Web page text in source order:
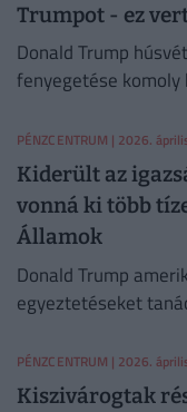
Trumpot - ez
Donald Trump
fenyegetése
PÉNZCENTRUM | 2026.
Kiderült az
vonná ki több
Államok
Donald Trump
egyeztetéseket
PÉNZCENTRUM | 2026.
Kiszivárogtak